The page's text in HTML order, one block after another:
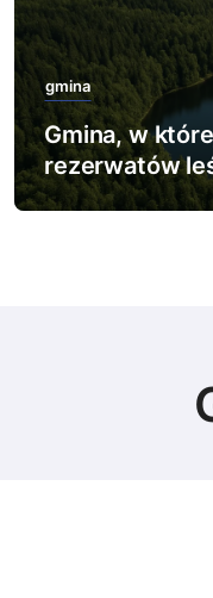
gmina
Gmina, w
rezerwatów